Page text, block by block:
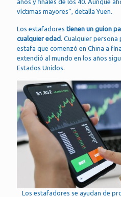
años y finales de los 40. Aunque
víctimas mayores”, detalla Yuen.
Los estafadores tienen un guion
cualquier edad . Cualquier
estafa que comenzó en China a
extendió al mundo en los años
Estados Unidos.
Los estafadores se ayudan de